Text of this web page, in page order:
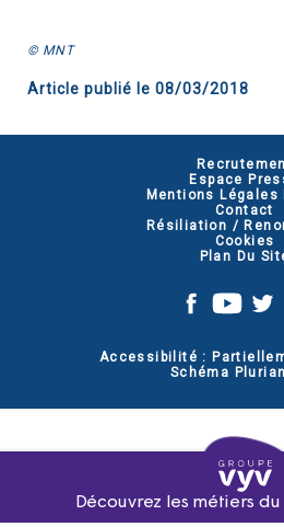
© MNT
Article publié le 08/03/2018
Espace
Mentions Légales
Contact
Résiliation /
Cookies
Plan Du
Accessibilité :
Schéma
Découvrez les métiers du